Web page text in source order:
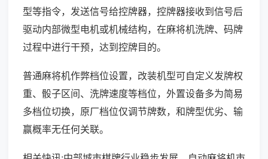
型等指令，发送信号给控牌器，控牌器接收到信号后
驱动内部微型电机或机械结构，在麻将机洗牌、码牌
过程中进行干预，达到控牌目的。
普通麻将机作弊档位设置，改装机型可自定义发牌权
重、骰子区间、洗牌速度等档位，外置设备多为简易
多档位切换，原厂档位仅调节牌数，和牌型优劣、输
赢概率无任何关联。